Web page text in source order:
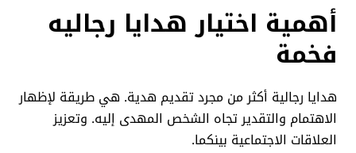
أهمية اختيار هدايا رجاليه
فخمة
هدايا رجالية أكثر من مجرد تقديم هدية. هي طريقة لإظهار
الاهتمام والتقدير تجاه الشخص المهدى إليه. وتعزيز
العلاقات الاجتماعية بينكما.